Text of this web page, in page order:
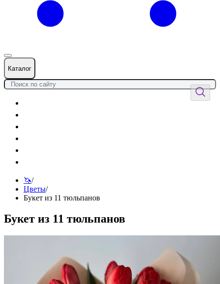
Каталог
🦄/
Цветы/
Букет из 11 тюльпанов
Букет из 11 тюльпанов